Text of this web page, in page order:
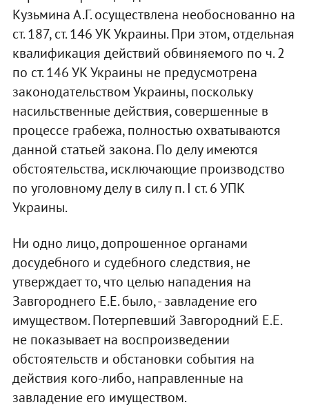
Кузьмина А.Г. осуществлена необоснованно на
ст. 187, ст. 146 УК Украины. При этом, отдельная
квалификация действий обвиняемого по ч. 2
по ст. 146 УК Украины не предусмотрена
законодательством Украины, поскольку
насильственные действия, совершенные в
процессе грабежа, полностью охватываются
данной статьей закона. По делу имеются
обстоятельства, исключающие производство
по уголовному делу в силу п. I ст. 6 УПК
Украины.
Ни одно лицо, допрошенное органами
досудебного и судебного следствия, не
утверждает то, что целью нападения на
Завгороднего Е.Е. было, - завладение его
имуществом. Потерпевший Завгородний Е.Е.
не показывает на воспроизведении
обстоятельств и обстановки события на
действия кого-либо, направленные на
завладение его имуществом.